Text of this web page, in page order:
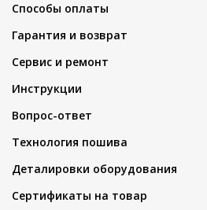
Способы оплаты
Гарантия и возврат
Сервис и ремонт
Инструкции
Вопрос-ответ
Технология пошива
Деталировки оборудования
Сертификаты на товар